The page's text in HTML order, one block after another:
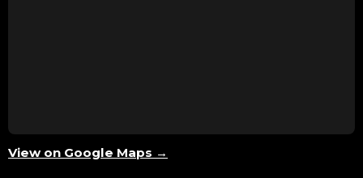
View on Google Maps →